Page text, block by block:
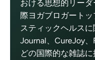
おける思想的リー
際ヨガブロガート
スティックヘルス
Journal、CureJoy
どの国際的な雑誌